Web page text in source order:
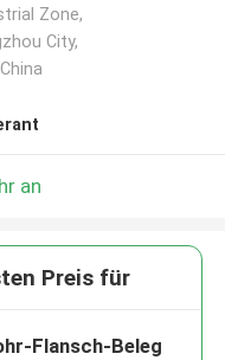
Zone,
City,
an
Preis für
Flansch-Beleg